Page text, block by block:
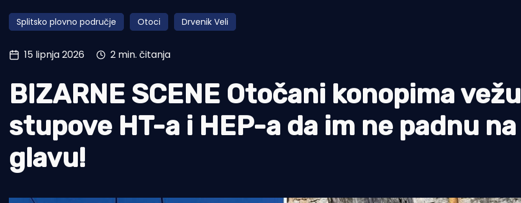
Pomorstvo
Ribolov
Tradicija i kultura
Splitsko plovno područje Otoci Drvenik Veli
15 lipnja 2026 2 min. čitanja
BIZARNE SCENE Otočani konopima vežu
stupove HT-a i HEP-a da im ne padnu na
glavu!